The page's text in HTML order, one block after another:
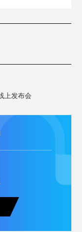
上发布会